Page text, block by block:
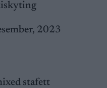
2023
stafett